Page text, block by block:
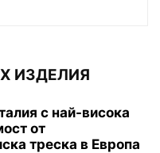
ИЗДЕЛИЯ
с най-висока
от
треска в Европа